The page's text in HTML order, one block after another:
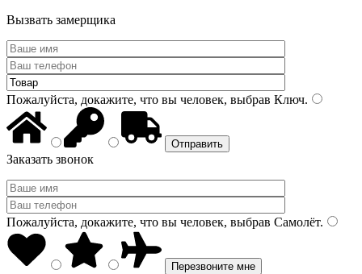
Вызвать замерщика
Пожалуйста, докажите, что вы человек, выбрав Ключ.
Заказать звонок
Пожалуйста, докажите, что вы человек, выбрав Самолёт.